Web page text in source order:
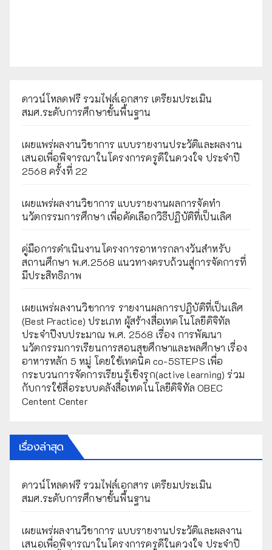
ดาวน์โหลดฟรี รวมไฟล์เอกสาร เตรียมประเมิน
สมศ.ระดับการศึกษาขั้นพื้นฐาน
เผยแพร่ผลงานวิชาการ แบบรายงานประวัติและผลงาน
เสนอเพื่อพิจารณาในโครงการครูดีในดวงใจ ประจำปี
2568 ครั้งที่ 22
เผยแพร่ผลงานวิชาการ แบบรายงานผลการจัดทำ
นวัตกรรมการศึกษา เพื่อคัดเลือกวิธีปฏิบัติที่เป็นเลิศ
คู่มือการดำเนินงานโครงการอาหารกลางวันสำหรับ
สถานศึกษา พ.ศ.2568 แนวทางครบถ้วนสู่การจัดการที่
มีประสิทธิภาพ
เผยเเพร่ผลงานวิชาการ รายงานผลการปฏิบัติที่เป็นเลิศ
(Best Practice) ประเภท ผู้สร้างสื่อเทคโนโลยีดิจิทัล
ประจำปีงบประมาณ พ.ศ. 2568 เรื่อง การพัฒนา
นวัตกรรมการเรียนการสอนสุขศึกษาและพลศึกษา เรื่อง
อาหารหลัก 5 หมู่ โดยใช้เทคนิค co-5STEPS เพื่อ
กระบวนการจัดการเรียนรู้เชิงรุก(active learning) ร่วม
กับการใช้สื่อระบบคลังสื่อเทคโนโลยีดิจิทัล OBEC
Centent Center
เรื่องล่าสุด
ดาวน์โหลดฟรี รวมไฟล์เอกสาร เตรียมประเมิน
สมศ.ระดับการศึกษาขั้นพื้นฐาน
เผยแพร่ผลงานวิชาการ แบบรายงานประวัติและผลงาน
เสนอเพื่อพิจารณาในโครงการครูดีในดวงใจ ประจำปี